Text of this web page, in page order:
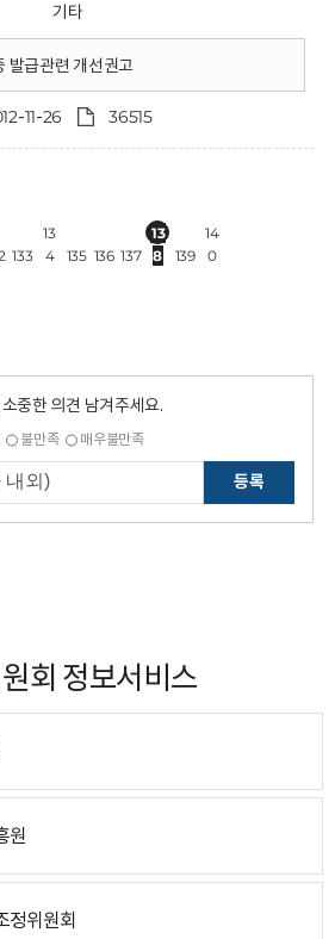
기타
발급관련 개선권고
11-26 36515
133
13
4
135 136 137
13
8
139
14
0
중한 의견 남겨주세요.
불만족 매우불만족
등록
회 정보서비스
원
정위원회